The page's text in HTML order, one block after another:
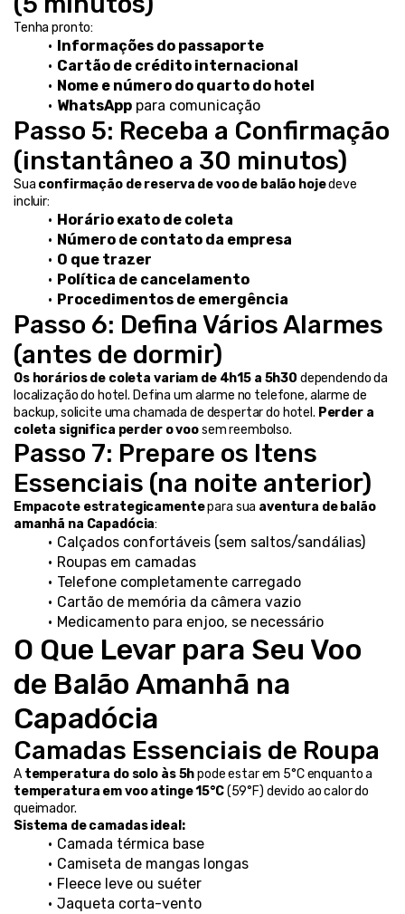
Tenha pronto:
Informações do passaporte
Cartão de crédito internacional
Nome e número do quarto do hotel
WhatsApp para comunicação
Passo 5: Receba a Confirmação
(instantâneo a 30 minutos)
Sua confirmação de reserva de voo de balão hoje deve
incluir:
Horário exato de coleta
Número de contato da empresa
O que trazer
Política de cancelamento
Procedimentos de emergência
Passo 6: Defina Vários Alarmes
(antes de dormir)
Os horários de coleta variam de 4h15 a 5h30 dependendo da
localização do hotel. Defina um alarme no telefone, alarme de
backup, solicite uma chamada de despertar do hotel. Perder a
coleta significa perder o voo sem reembolso.
Passo 7: Prepare os Itens
Essenciais (na noite anterior)
Empacote estrategicamente para sua aventura de balão
amanhã na Capadócia:
Calçados confortáveis (sem saltos/sandálias)
Roupas em camadas
Telefone completamente carregado
Cartão de memória da câmera vazio
Medicamento para enjoo, se necessário
O Que Levar para Seu Voo
de Balão Amanhã na
Capadócia
Camadas Essenciais de Roupa
A temperatura do solo às 5h
temperatura em voo atinge 15°C (59°F) devido ao calor do
queimador.
Sistema de camadas ideal:
Camada térmica base
Camiseta de mangas longas
Fleece leve ou suéter
Jaqueta corta-vento